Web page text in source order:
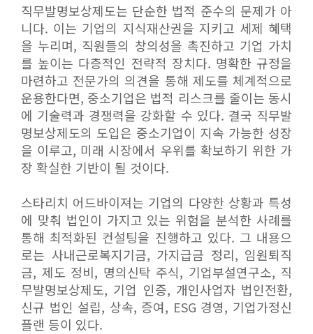
직무발명보상제도는 단순한 법적 준수의 문제가 아
니다. 이는 기업의 지식재산권을 지키고 세제 혜택
을 누리며, 직원들의 창의성을 촉진하고 기업 가치
를 높이는 다층적인 전략적 장치다. 명확한 규정을
마련하고 전문가의 의견을 통해 제도를 체계적으로
운용한다면, 중소기업은 법적 리스크를 줄이는 동시
에 기술력과 경쟁력을 강화할 수 있다. 결국 직무발
명보상제도의 도입은 중소기업이 지속 가능한 성장
을 이루고, 미래 시장에서 우위를 확보하기 위한 가
장 확실한 기반이 될 것이다.
스타리치 어드바이져는 기업의 다양한 상황과 특성
에 맞춰 법인이 가지고 있는 위험을 분석한 사례를
통해 최적화된 컨설팅을 진행하고 있다. 그 내용으
로는 사내근로복지기금, 가지급금 정리, 임원퇴직
금, 제도 정비, 명의신탁 주식, 기업부설연구소, 직
무발명보상제도, 기업 인증, 개인사업자 법인전환,
신규 법인 설립, 상속, 증여, ESG 경영, 기업가정신
플랜 등이 있다.